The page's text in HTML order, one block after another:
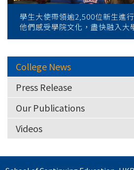
學生大使帶領逾2,500位新生進
他們感受學院文化，盡快融入大
College News
Press Release
Our Publications
Videos